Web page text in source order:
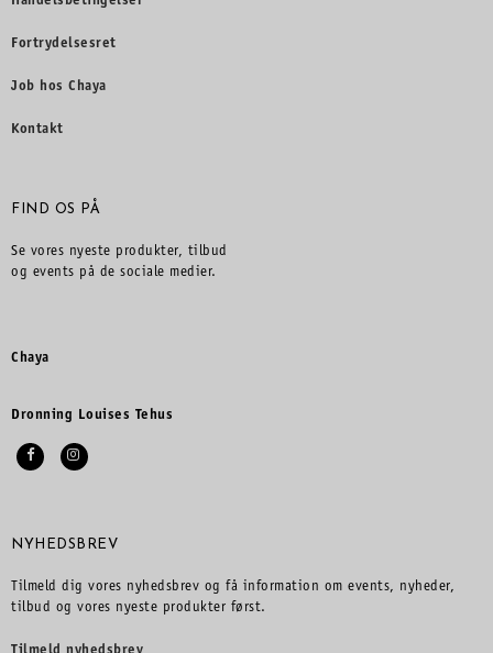
Fortrydelsesret
Job hos Chaya
Kontakt
FIND OS PÅ
Se vores nyeste produkter, tilbud
og events på de sociale medier.
Chaya
Dronning Louises Tehus
NYHEDSBREV
Tilmeld dig vores nyhedsbrev og få information om events, nyheder,
tilbud og vores nyeste produkter først.